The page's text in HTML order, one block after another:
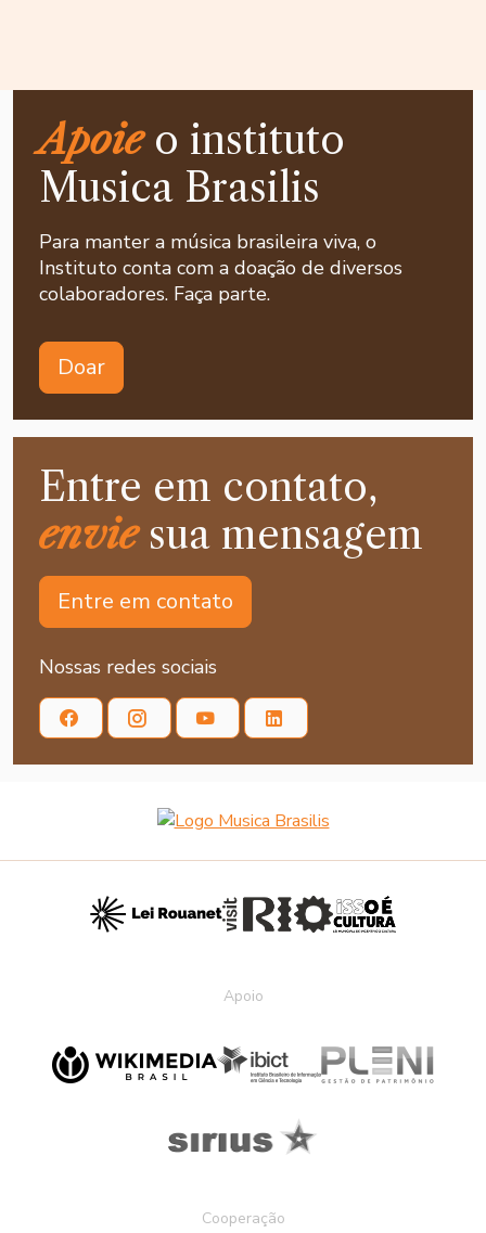
Apoieo instituto
Musica Brasilis
Para manter a música brasileira viva, o
Instituto conta com a doação de diversos
colaboradores. Faça parte.
Doar
Entre em contato,
enviesua mensagem
Entre em contato
Nossas redes sociais
Apoio
Cooperação